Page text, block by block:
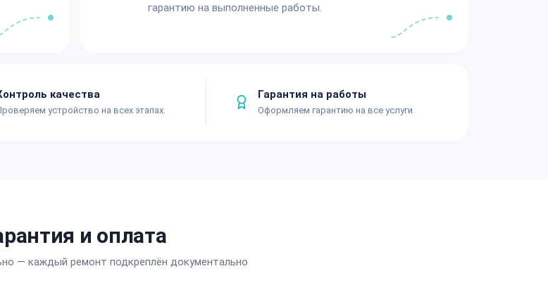
гарантию на выполненные работы.
качества
устройство на всех этапах.
Гарантия на работы
Оформляем гарантию на все услуги.
и оплата
— каждый ремонт подкреплён документально